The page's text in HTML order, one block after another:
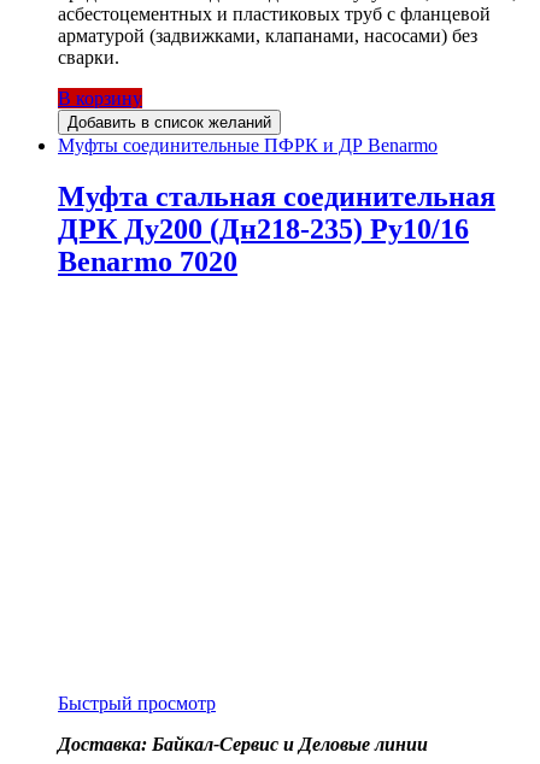
асбестоцементных и пластиковых труб с фланцевой
арматурой (задвижками, клапанами, насосами) без
сварки.
В корзину
Добавить в список желаний
Муфты соединительные ПФРК и ДР Benarmo
Муфта стальная соединительная
ДРК Ду200 (Дн218-235) Ру10/16
Benarmo 7020
Быстрый просмотр
Доставка: Байкал-Сервис и Деловые линии